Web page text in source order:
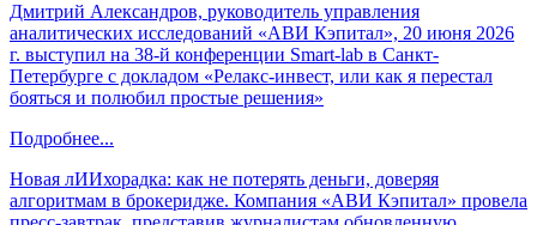
Дмитрий Александров, руководитель управления
аналитических исследований «АВИ Кэпитал», 20 июня 2026
г. выступил на 38-й конференции Smart-lab в Санкт-
Петербурге с докладом «Релакс-инвест, или как я перестал
бояться и полюбил простые решения»
Подробнее...
Новая лИИхорадка: как не потерять деньги, доверяя
алгоритмам в брокеридже. Компания «АВИ Кэпитал» провела